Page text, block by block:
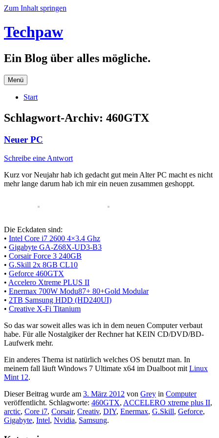
Zum Inhalt springen
Techpaw
Ein Blog über alles mögliche.
Menü
Start
Schlagwort-Archiv: 460GTX
Neuer PC
Schreibe eine Antwort
Kurz vor Neujahr hab ich gedacht gut mein Alter PC macht es nicht
mehr lange darum hab ich mir ein neuen zusammen geshoppt.
Die Eckdaten sind:
• Intel Core i7 2600 4×3.4 Ghz
• Gigabyte GA-Z68X-UD3-B3
• Corsair Force 3 240GB
• G.Skill 2x 8GB CL10
• Geforce 460GTX
• Accelero Xtreme PLUS II
• Enermax 700W Modu87+ 80+Gold Modular
• 2TB Samsung HDD (HD240UI)
• Creative X-Fi Titanium
So das war soweit alles was ich in dem neuen Computer verbaut
habe. Für alle Nostalgiker der Rechner hat KEIN CD/DVD/BD-
Laufwerk mehr.
Ein anderes Thema ist natürlich welches OS benutzt man. In
meinem fall läuft Windows 7 Ultimate x64 im Dualboot mit Linux
Mint 12.
Dieser Beitrag wurde am 3. März 2012 von Grey in Computer
veröffentlicht. Schlagworte: 460GTX, ACCELERO xtreme plus II,
arctic, Core i7, Corsair, Creativ, DIY, Enermax, G.Skill, Geforce,
Gigabyte, Intel, Nvidia, Samsung.